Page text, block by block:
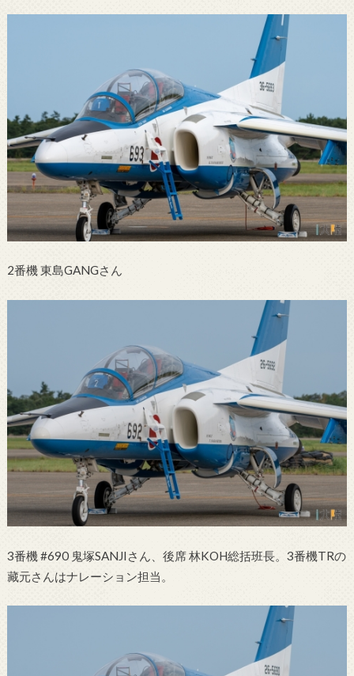
2番機 東島GANGさん
3番機 #690 鬼塚SANJIさん、後席 林KOH総括班長。3番機TRの
藏元さんはナレーション担当。